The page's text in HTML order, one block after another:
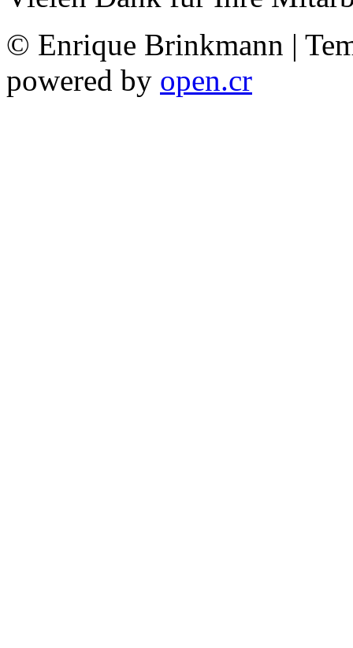
© Enrique Brinkmann |
powered by open.cr